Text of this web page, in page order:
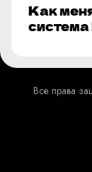
Как
Все права